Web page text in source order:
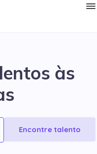
às
Encontre talento